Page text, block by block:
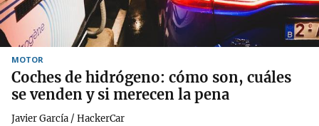
MOTOR
Coches de hidrógeno: cómo son, cuáles
se venden y si merecen la pena
Javier García / HackerCar